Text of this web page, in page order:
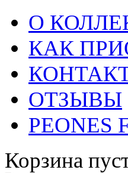
О
КАК
ОТЗЫВЫ
PEONES
Корзина